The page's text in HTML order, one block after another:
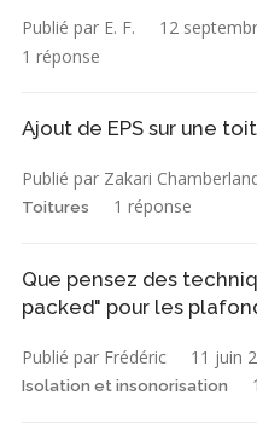
Publié par E. F. 12
1 réponse
Ajout de EPS sur une
Publié par Zakari
Toitures 1 réponse
Que pensez des
packed" pour les
Publié par Frédéric 11 juin
Isolation et insonorisation